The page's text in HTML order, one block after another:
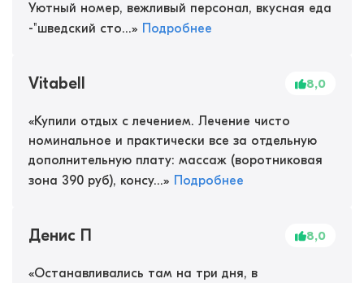
Уютный номер, вежливый персонал, вкусная еда
-"шведский сто...» Подробнее
Vitabell 8,0
«Купили отдых с лечением. Лечение чисто
номинальное и практически все за отдельную
дополнительную плату: массаж (воротниковая
зона 390 руб), консу...» Подробнее
Денис П 8,0
«Останавливались там на три дня, в